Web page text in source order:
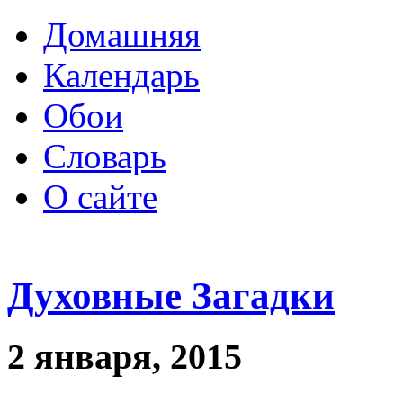
Домашняя
Календарь
Обои
Словарь
О сайте
Духовные Загадки
2 января, 2015